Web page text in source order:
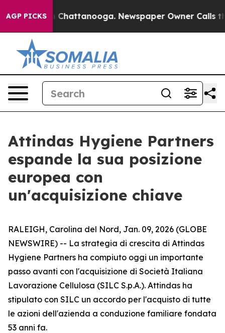
AGP PICKS
Chaos in Chattanooga. Newspaper Owner Calls
Attindas Hygiene Partners
espande la sua posizione
europea con
un'acquisizione chiave
RALEIGH, Carolina del Nord, Jan. 09, 2026 (GLOBE
NEWSWIRE) -- La strategia di crescita di Attindas
Hygiene Partners ha compiuto oggi un importante
passo avanti con l'acquisizione di Società Italiana
Lavorazione Cellulosa (SILC S.p.A.). Attindas ha
stipulato con SILC un accordo per l'acquisto di tutte
le azioni dell'azienda a conduzione familiare fondata
53 anni fa.